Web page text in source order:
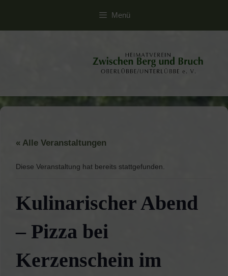
Menü
« Alle Veranstaltungen
Diese Veranstaltung hat bereits stattgefunden.
Kulinarischer Abend
– Pizza bei
Kerzenschein im